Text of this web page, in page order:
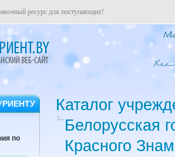
ресурс для поступающих!
по
Каталог
Белорусская
Красного